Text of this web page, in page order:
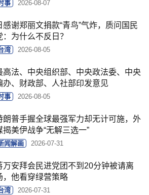
事 2026-08-07
感谢郑丽文捐款“青鸟”气炸，质问国民
：为什么不反日？
湾 2026-08-05
高法、中央组织部、中央政法委、中央
办、财政部、人社部印发意见
事 2026-08-05
朗普手握全球最强军力却无计可施，外
揭美伊战争“无解三选一”
闻解画 2026-07-31
万安拜会民进党团不到20分钟被请离
，他看穿绿营策略
湾 2026-07-31